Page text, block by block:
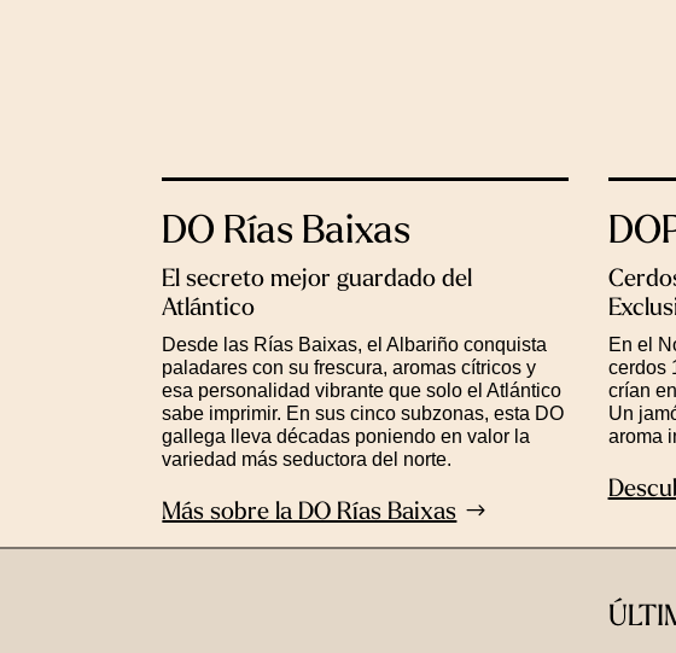
DO Rías Baixas
El secreto mejor guardado del
Atlántico
Desde las Rías Baixas, el Albariño conquista
paladares con su frescura, aromas cítricos y
esa personalidad vibrante que solo el Atlántico
sabe imprimir. En sus cinco subzonas, esta DO
gallega lleva décadas poniendo en valor la
variedad más seductora del norte.
Más sobre la DO Rías Baixas
En el
cerdos
crían
Un
aroma